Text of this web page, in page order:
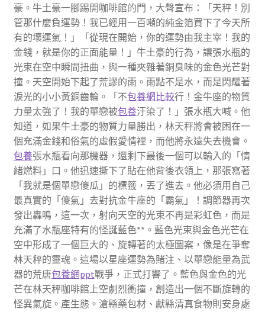
豪。牛土豪一腳踢開咖啡館的門，大聲宣布：「天秤！別
管那什麼負運勢！我已經用一百噸的純金箔買下了今天所
有的壞運氣！」「從現在開始，你的運勢由我主宰！我的
金錢，就是你的正面能量！」牛土豪的行為，讓張水瓶的
光束在空中瞬間扭曲，與一種夾雜著銅臭味的金色光芒對
撞。天空開始下起了荒謬的雨。雨點不是水，而是閃耀著
淚光的小小黃銅齒輪。「不包養網比較行！金牛座的物質
力量太強了！我的單戀被包養汙染了！」張水瓶大喊。他
知道，如果牛土豪的物質力量勝出，林天秤將會被困在一
個充滿金錢和俗氣的虛假愛情裡，而他將永遠失去機會。
包養張水瓶看向那機器，還剩下最後一個可以輸入的「情
緒燃料」口。他迅速撕下了貼在他背後衣領上，那張寫著
「我就是個單戀傻瓜」的標籤，丟了進去。他必須用自己
最真實的「傻氣」去對抗金牛座的「霸氣」！調節器再次
發出轟鳴，這一次，射向天空的光束不再是彩虹色，而是
充滿了水瓶座特有的怪誕藍色**。藍色光束與金色光芒在
空中形成了一個巨大的、旋轉著的太極圖案，像是在爭奪
林天秤的靈魂。這場以星座運勢為賭注、以單戀能量為武
器的荒唐包養網ppt戰爭，正式打響了。藍色與金色的光
芒在林天秤咖啡館上空劇烈衝撞，創造出一個不斷旋轉的
怪異氣旋。產生態。滄縣藥包材、獻縣清真食物則安身處